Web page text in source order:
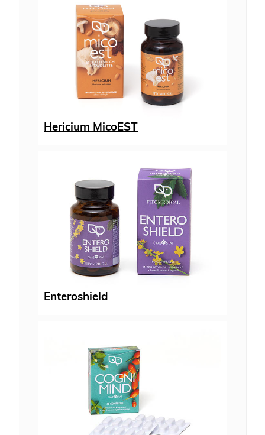
Hericium MicoEST
Enteroshield